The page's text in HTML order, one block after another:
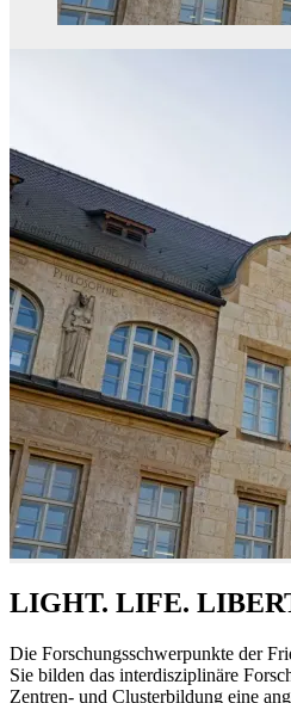
LIGHT. LIFE.
Die Forschungsschwerpunkte der
Sie bilden das interdisziplinäre
Zentren- und Clusterbildung eine